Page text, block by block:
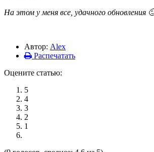
На этом у меня все, удачного обновления
Автор: Alex
Распечатать
Оцените статью:
5
4
3
2
1